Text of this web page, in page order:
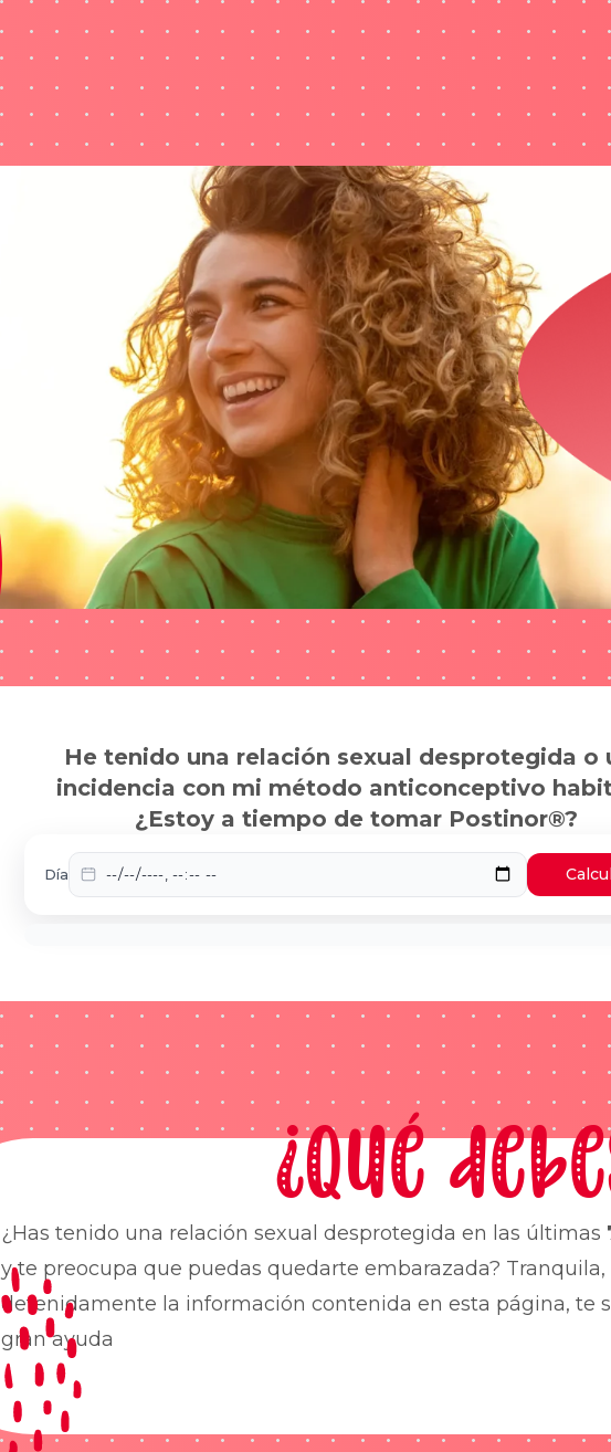
He tenido una relación sexual desprotegida o
incidencia con mi método anticonceptivo
¿Estoy a tiempo de tomar Postinor®?
Día
¿Qué
¿Has tenido una relación sexual desprotegida en las últimas
y te preocupa que puedas quedarte embarazada? Tranquila,
detenidamente la información contenida en esta página, te
gran ayuda